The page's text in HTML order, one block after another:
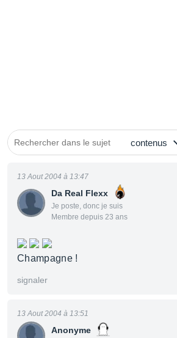
Da Real Flexx
Je poste, donc je suis
Membre depuis 23 ans
13 Aout 2004 à 13:47
Champagne !
signaler
Anonyme
13 Aout 2004 à 13:51